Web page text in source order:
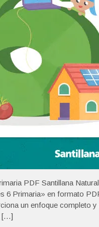
PDF Santillana
6 Primaria» en formato
un enfoque completo
[…]